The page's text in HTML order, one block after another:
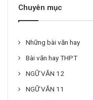
Chuyên mục
Những bài văn hay
Bài văn hay THPT
NGỮ VĂN 12
NGỮ VĂN 11